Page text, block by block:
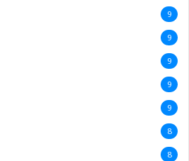
9
9
9
9
9
8
8